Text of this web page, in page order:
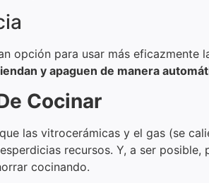
opción para usar más
y apaguen de manera
Cocinar
las vitrocerámicas y el gas (se
recursos. Y, a ser posible,
cocinando.